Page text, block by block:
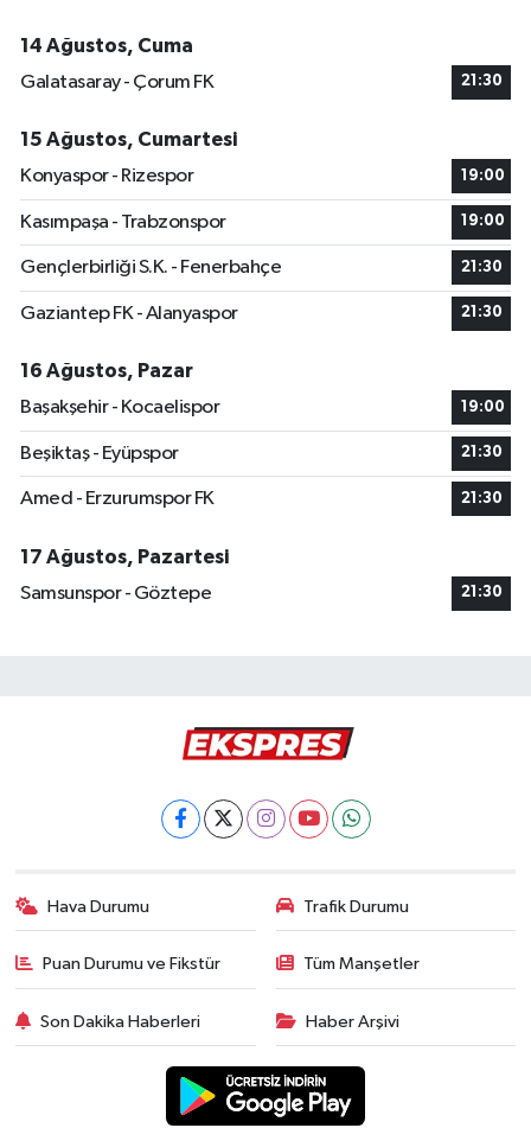
14 Ağustos, Cuma
Galatasaray - Çorum FK
21:30
15 Ağustos, Cumartesi
Konyaspor - Rizespor
19:00
Kasımpaşa - Trabzonspor 19:00
Gençlerbirliği S.K. - Fenerbahçe 21:30
Gaziantep FK - Alanyaspor 21:30
16 Ağustos, Pazar
Başakşehir - Kocaelispor
19:00
Beşiktaş - Eyüpspor 21:30
Amed - Erzurumspor FK 21:30
17 Ağustos, Pazartesi
Samsunspor - Göztepe
21:30
Hava Durumu Trafik Durumu
Puan Durumu ve Fikstür Tüm Manşetler
Son Dakika Haberleri Haber Arşivi